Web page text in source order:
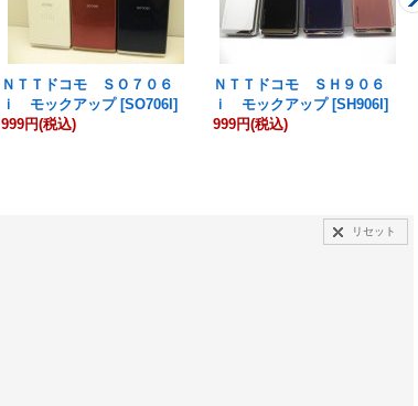
ＮＴＴドコモ ＳＯ７０６
ｉ モックアップ [SO706I ]
999円(税込)
ＮＴＴドコモ ＳＨ９０６
ｉ モックアップ [SH906I ]
999円(税込)
リセット